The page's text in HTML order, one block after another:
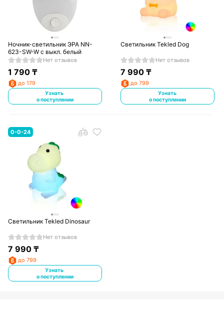
Ночник-светильник ЭРА NN-
623-SW-W с выкл. белый
Нет отзывов
1 790₸
до 179
Узнать
о поступлении
Светильник Tekled Dog
Нет отзывов
7 990 ₸
до 799
Узнать
о поступлении
0-0-24
Светильник Tekled Dinosaur
Нет отзывов
7 990₸
до 799
Узнать
о поступлении